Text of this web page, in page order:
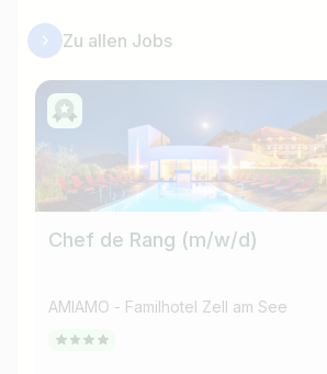
Zu allen Jobs
Chef de Rang (m/w/d)
AMIAMO - Familhotel Zell am See